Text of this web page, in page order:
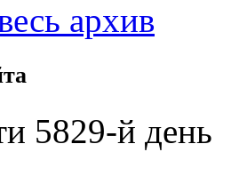
архив
5829-й день